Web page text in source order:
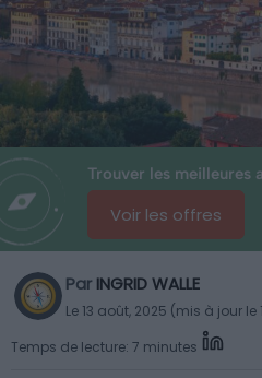
Trouver les meilleures
Voir les offres
Par INGRID WALLE
Le 13 août, 2025 (mis à jour le
Temps de lecture: 7 minutes